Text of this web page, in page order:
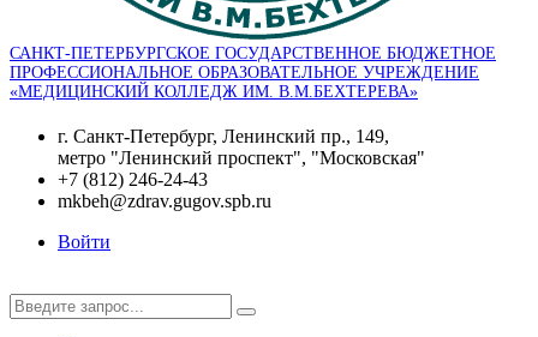
САНКТ-ПЕТЕРБУРГСКОЕ ГОСУДАРСТВЕННОЕ БЮДЖЕТНОЕ
ПРОФЕССИОНАЛЬНОЕ ОБРАЗОВАТЕЛЬНОЕ УЧРЕЖДЕНИЕ
«МЕДИЦИНСКИЙ КОЛЛЕДЖ ИМ. В.М.БЕХТЕРЕВА»
г. Санкт-Петербург, Ленинский пр., 149,
метро "Ленинский проспект", "Московская"
+7 (812) 246-24-43
mkbeh@zdrav.gugov.spb.ru
Войти